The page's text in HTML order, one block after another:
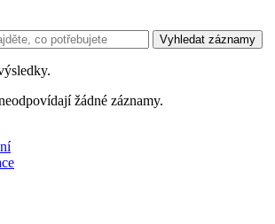
Vyhledat záznamy
žádné záznamy.